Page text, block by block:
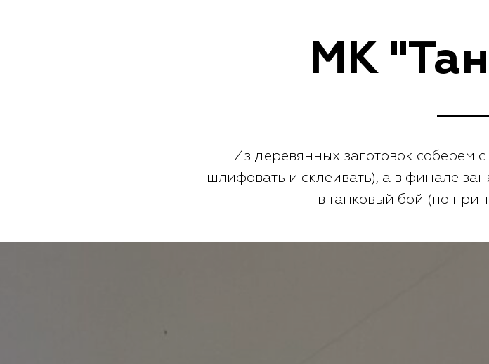
МК
Из деревянных заготовок соберем
шлифовать и склеивать), а в финале
в танковый бой (по